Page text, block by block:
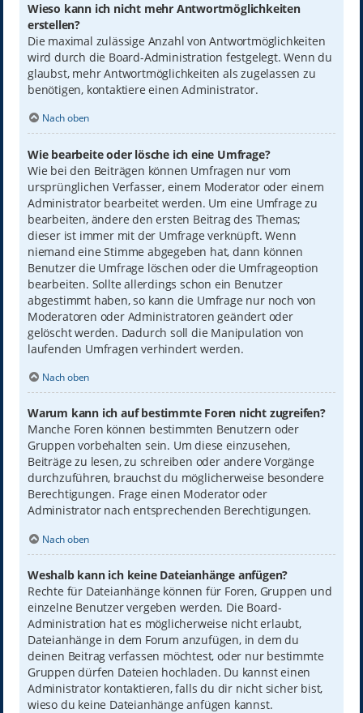
Wieso kann ich nicht mehr Antwortmöglichkeiten
erstellen?
Die maximal zulässige Anzahl von Antwortmöglichkeiten
wird durch die Board-Administration festgelegt. Wenn du
glaubst, mehr Antwortmöglichkeiten als zugelassen zu
benötigen, kontaktiere einen Administrator.
Nach oben
Wie bearbeite oder lösche ich eine Umfrage?
Wie bei den Beiträgen können Umfragen nur vom
ursprünglichen Verfasser, einem Moderator oder einem
Administrator bearbeitet werden. Um eine Umfrage zu
bearbeiten, ändere den ersten Beitrag des Themas;
dieser ist immer mit der Umfrage verknüpft. Wenn
niemand eine Stimme abgegeben hat, dann können
Benutzer die Umfrage löschen oder die Umfrageoption
bearbeiten. Sollte allerdings schon ein Benutzer
abgestimmt haben, so kann die Umfrage nur noch von
Moderatoren oder Administratoren geändert oder
gelöscht werden. Dadurch soll die Manipulation von
laufenden Umfragen verhindert werden.
Nach oben
Warum kann ich auf bestimmte Foren nicht zugreifen?
Manche Foren können bestimmten Benutzern oder
Gruppen vorbehalten sein. Um diese einzusehen,
Beiträge zu lesen, zu schreiben oder andere Vorgänge
durchzuführen, brauchst du möglicherweise besondere
Berechtigungen. Frage einen Moderator oder
Administrator nach entsprechenden Berechtigungen.
Nach oben
Weshalb kann ich keine Dateianhänge anfügen?
Rechte für Dateianhänge können für Foren, Gruppen und
einzelne Benutzer vergeben werden. Die Board-
Administration hat es möglicherweise nicht erlaubt,
Dateianhänge in dem Forum anzufügen, in dem du
deinen Beitrag verfassen möchtest, oder nur bestimmte
Gruppen dürfen Dateien hochladen. Du kannst einen
Administrator kontaktieren, falls du dir nicht sicher bist,
wieso du keine Dateianhänge anfügen kannst.